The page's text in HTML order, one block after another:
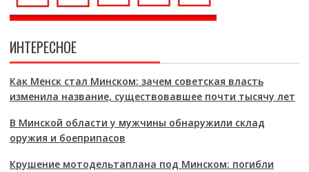
ИНТЕРЕСНОЕ
Как Менск стал Минском: зачем советская власть
изменила название, существовавшее почти тысячу лет
В Минской области у мужчины обнаружили склад
оружия и боеприпасов
Крушение мотодельтаплана под Минском: погибли